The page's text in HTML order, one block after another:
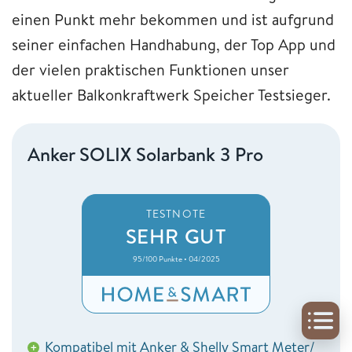
einen Punkt mehr bekommen und ist aufgrund
seiner einfachen Handhabung, der Top App und
der vielen praktischen Funktionen unser
aktueller Balkonkraftwerk Speicher Testsieger.
Anker SOLIX Solarbank 3 Pro
TESTNOTE
SEHR GUT
95/100 Punkte • 04/2025
+ Kompatibel mit Anker & Shelly Smart Meter/